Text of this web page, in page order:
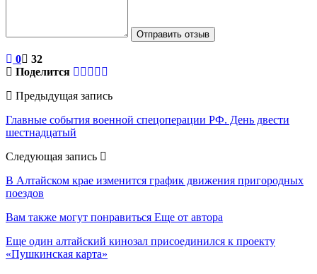
Отправить отзыв
0
32
Поделится
Предыдущая запись
Главные события военной спецоперации РФ. День двести
шестнадцатый
Следующая запись
В Алтайском крае изменится график движения пригородных
поездов
Вам также могут понравиться Еще от автора
Еще один алтайский кинозал присоединился к проекту
«Пушкинская карта»